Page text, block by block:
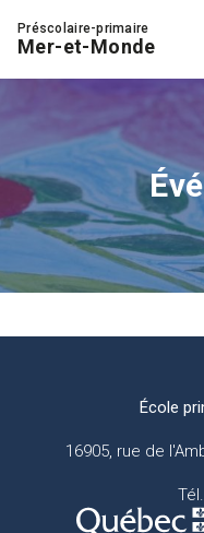
Préscolaire-primaire
Mer-et-Monde
École
16905, rue de